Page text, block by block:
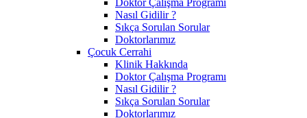
Nasıl Gidilir ?
Sıkça Sorulan Sorular
Doktorlarımız
Çocuk Cerrahi
Klinik Hakkında
Doktor Çalışma Programı
Nasıl Gidilir ?
Sıkça Sorulan Sorular
Doktorlarımız